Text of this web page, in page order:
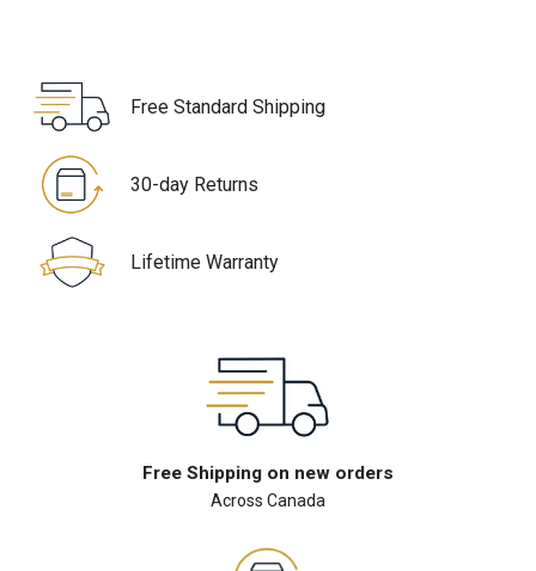
Free Standard Shipping
30-day Returns
Lifetime Warranty
Free Shipping on new orders
Across Canada